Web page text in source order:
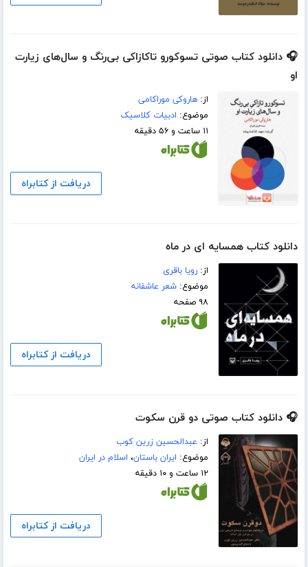
🎧 دانلود کتاب صوتی تسوکورو تاکازاکی بی‌رنگ و سال‌های زیارت
او
از:هاروکی موراکامی
موضوع: ادبیات کلاسیک
۱۱ ساعت و ۵۶ دقیقه
دریافت از کتابراه
دانلود کتاب همسایه ای در ماه
از:رویا باقری
موضوع:شعر عاشقانه
۹۸ صفحه
دریافت از کتابراه
🎧 دانلود کتاب صوتی دو قرن سکوت
از: عبدالحسین زرین کوب
موضوع: ایران باستان، اسلام در ایران
۱۲ ساعت و ۱۰ دقیقه
دریافت از کتابراه